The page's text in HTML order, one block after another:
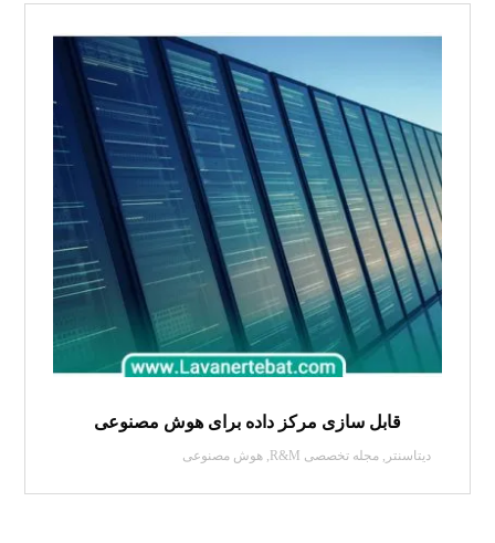
قابل سازی مرکز داده برای هوش مصنوعی
دیتاسنتر ,مجله تخصصی R&M ,هوش مصنوعی